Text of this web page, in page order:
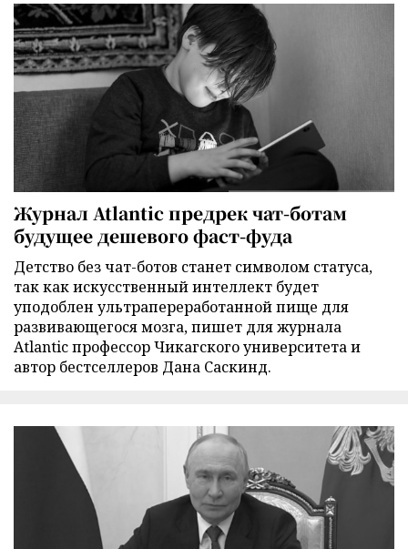
Журнал Atlantic предрек чат-ботам
будущее дешевого фаст-фуда
Детство без чат-ботов станет символом статуса,
так как искусственный интеллект будет
уподоблен ультрапереработанной пище для
развивающегося мозга, пишет для журнала
Atlantic профессор Чикагского университета и
автор бестселлеров Дана Саскинд.